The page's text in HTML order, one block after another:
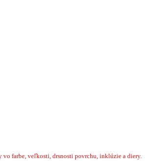
farbe, veľkosti, drsnosti povrchu, inklúzie a diery.